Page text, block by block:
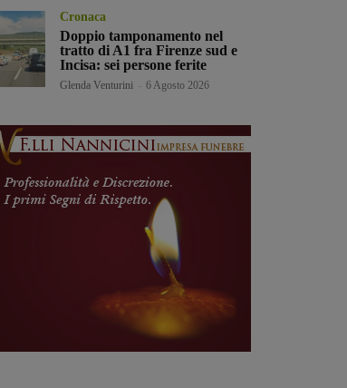
Cronaca
Doppio tamponamento nel
tratto di A1 fra Firenze sud e
Incisa: sei persone ferite
Glenda Venturini 6 Agosto 2026